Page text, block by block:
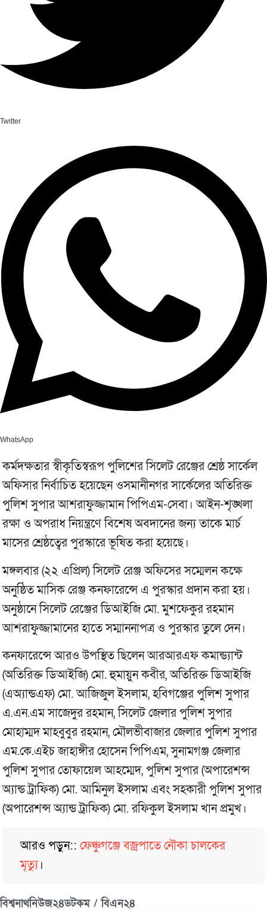
Twitter
WhatsApp
কর্মদক্ষতার স্বীকৃতিস্বরূপ পুলিশের সিলেট রেঞ্জের শ্রেষ্ঠ সার্কেল
অফিসার নির্বাচিত হয়েছেন ওসমানীনগর সার্কেলের অতিরিক্ত
পুলিশ সুপার আশরাফুজ্জামান পিপিএম-সেবা। আইন-শৃঙ্খলা
রক্ষা ও অপরাধ নিয়ন্ত্রণে বিশেষ অবদানের জন্য তাকে মার্চ
মাসের শ্রেষ্ঠত্বের পুরস্কারে ভূষিত করা হয়েছে।
মঙ্গলবার (২২ এপ্রিল) সিলেট রেঞ্জ অফিসের সম্মেলন কক্ষে
অনুষ্ঠিত মাসিক রেঞ্জ কনফারেন্সে এ পুরস্কার প্রদান করা হয়।
অনুষ্ঠানে সিলেট রেঞ্জের ডিআইজি মো. মুশফেকুর রহমান
আশরাফুজ্জামানের হাতে সম্মাননাপত্র ও পুরস্কার তুলে দেন।
কনফারেন্সে আরও উপস্থিত ছিলেন আরআরএফ কমান্ড্যান্ট
(অতিরিক্ত ডিআইজি) মো. হুমায়ুন কবীর, অতিরিক্ত ডিআইজি
(এঅ্যান্ডএফ) মো. আজিজুল ইসলাম, হবিগঞ্জের পুলিশ সুপার
এ.এন.এম সাজেদুর রহমান, সিলেট জেলার পুলিশ সুপার
মোহাম্মদ মাহবুবুর রহমান, মৌলভীবাজার জেলার পুলিশ সুপার
এম.কে.এইচ জাহাঙ্গীর হোসেন পিপিএম, সুনামগঞ্জ জেলার
পুলিশ সুপার তোফায়েল আহম্মেদ, পুলিশ সুপার (অপারেশন্স
অ্যান্ড ট্রাফিক) মো. আমিনুল ইসলাম এবং সহকারী পুলিশ সুপার
(অপারেশন্স অ্যান্ড ট্রাফিক) মো. রফিকুল ইসলাম খান প্রমুখ।
আরও পড়ুন:: ফেঞ্চুগঞ্জে বজ্রপাতে নৌকা চালকের
মৃত্যু।
বিশ্বনাথনিউজ২৪ডটকম / বিএন২৪